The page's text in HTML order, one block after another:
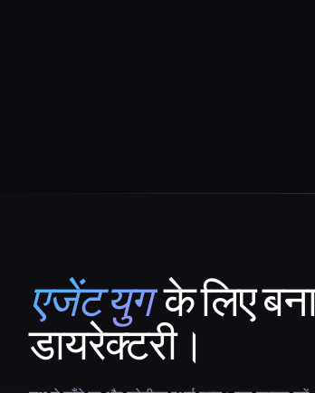
That AI Collection
एजेंट युग के लिए
डायरेक्टरी।